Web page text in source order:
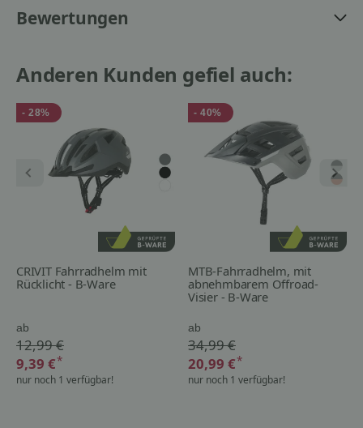
Bewertungen
Anderen Kunden gefiel auch:
- 28%
CRIVIT Fahrradhelm mit
Rücklicht - B-Ware
ab
12,99 €
9,39 €*
nur noch 1 verfügbar!
- 40%
MTB-Fahrradhelm, mit
abnehmbarem Offroad-
Visier - B-Ware
ab
34,99 €
20,99 €*
nur noch 1 verfügbar!